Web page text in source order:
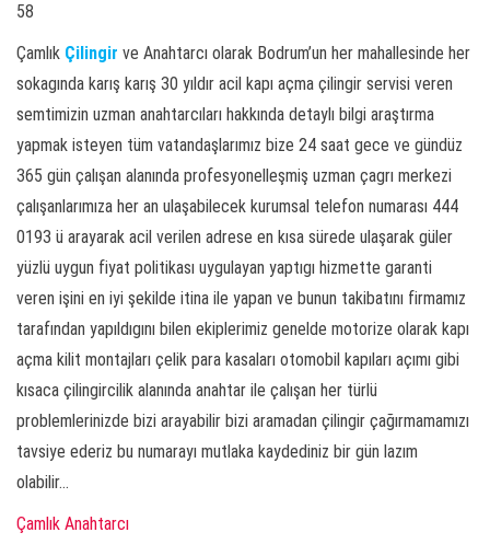
58
Çamlık Çilingir ve Anahtarcı olarak Bodrum’un her mahallesinde her
sokagında karış karış 30 yıldır acil kapı açma çilingir servisi veren
semtimizin uzman anahtarcıları hakkında detaylı bilgi araştırma
yapmak isteyen tüm vatandaşlarımız bize 24 saat gece ve gündüz
365 gün çalışan alanında profesyonelleşmiş uzman çagrı merkezi
çalışanlarımıza her an ulaşabilecek kurumsal telefon numarası 444
0193 ü arayarak acil verilen adrese en kısa sürede ulaşarak güler
yüzlü uygun fiyat politikası uygulayan yaptıgı hizmette garanti
veren işini en iyi şekilde itina ile yapan ve bunun takibatını firmamız
tarafından yapıldıgını bilen ekiplerimiz genelde motorize olarak kapı
açma kilit montajları çelik para kasaları otomobil kapıları açımı gibi
kısaca çilingircilik alanında anahtar ile çalışan her türlü
problemlerinizde bizi arayabilir bizi aramadan çilingir çağırmamamızı
tavsiye ederiz bu numarayı mutlaka kaydediniz bir gün lazım
olabilir…
Çamlık Anahtarcı